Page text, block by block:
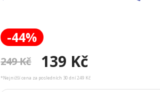
-44%
249 Kč 139 Kč
*Nejnižší cena za posledních 30 dní 249 Kč